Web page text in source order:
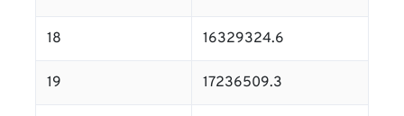
18 16329324.6
19 17236509.3